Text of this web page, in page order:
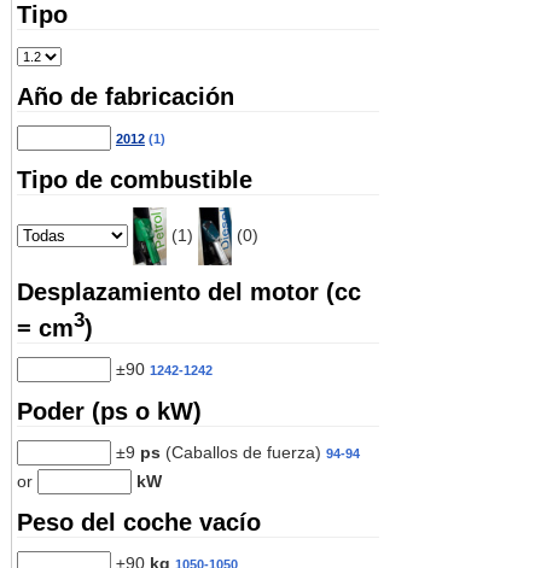
Tipo
Año de fabricación
2012(1)
Tipo de combustible
(1) (0)
Desplazamiento del motor (cc
= cm3)
±90 1242-1242
Poder (ps o kW)
±9 ps (Caballos de fuerza) 94-94
or kW
Peso del coche vacío
±90 kg 1050-1050